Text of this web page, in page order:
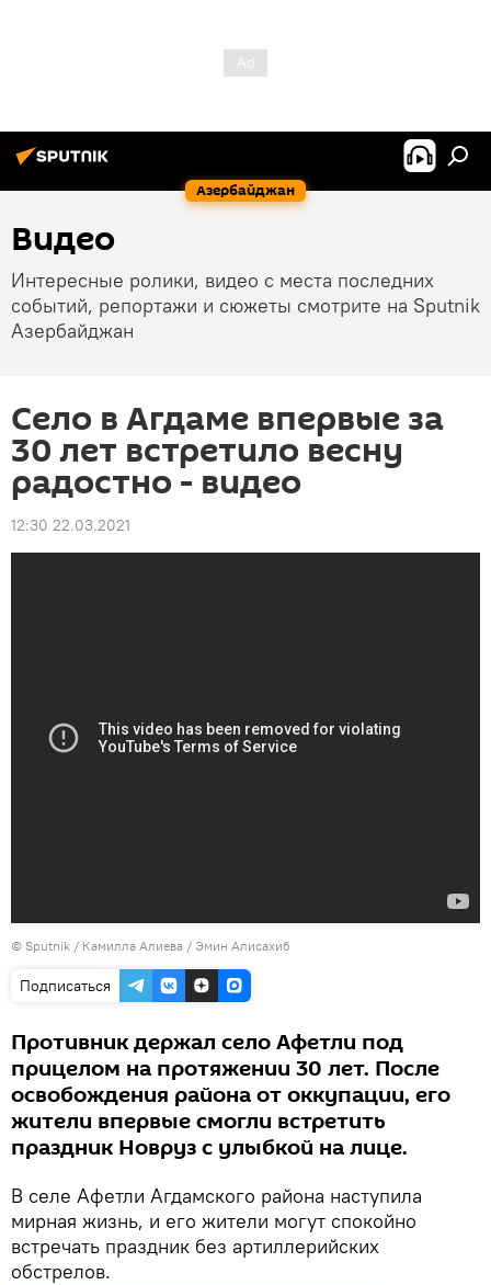
Азербайджан
Видео
Интересные ролики, видео с места последних
событий, репортажи и сюжеты смотрите на Sputnik
Азербайджан
Село в Агдаме впервые за
30 лет встретило весну
радостно - видео
12:30 22.03.2021
© Sputnik / Камилла Алиева / Эмин Алисахиб
Подписаться
Противник держал село Афетли под
прицелом на протяжении 30 лет. После
освобождения района от оккупации, его
жители впервые смогли встретить
праздник Новруз с улыбкой на лице.
В селе Афетли Агдамского района наступила
мирная жизнь, и его жители могут спокойно
встречать праздник без артиллерийских
обстрелов.